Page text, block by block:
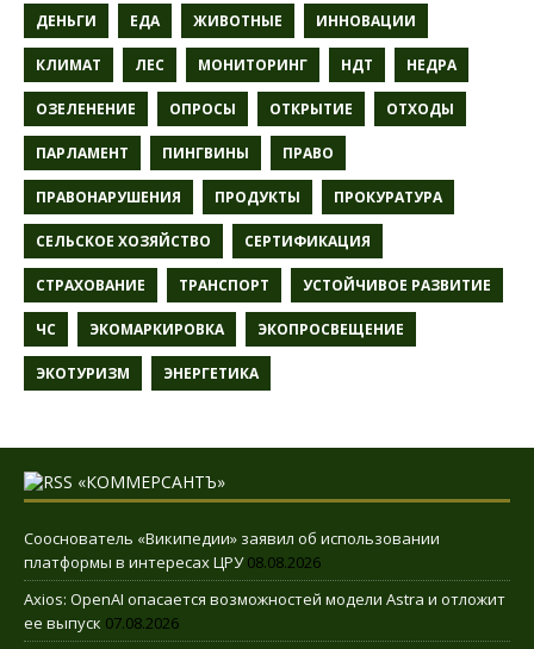
ДЕНЬГИ ЕДА ЖИВОТНЫЕ ИННОВАЦИИ
КЛИМАТ ЛЕС МОНИТОРИНГ НДТ НЕДРА
ОЗЕЛЕНЕНИЕ ОПРОСЫ ОТКРЫТИЕ ОТХОДЫ
ПАРЛАМЕНТ ПИНГВИНЫ ПРАВО
ПРАВОНАРУШЕНИЯ ПРОДУКТЫ ПРОКУРАТУРА
СЕЛЬСКОЕ ХОЗЯЙСТВО СЕРТИФИКАЦИЯ
СТРАХОВАНИЕ ТРАНСПОРТ УСТОЙЧИВОЕ РАЗВИТИЕ
ЧС ЭКОМАРКИРОВКА ЭКОПРОСВЕЩЕНИЕ
ЭКОТУРИЗМ ЭНЕРГЕТИКА
«КОММЕРСАНТЪ»
Сооснователь «Википедии» заявил об использовании
платформы в интересах ЦРУ 08.08.2026
Axios: OpenAI опасается возможностей модели Astra и отложит
ее выпуск 07.08.2026